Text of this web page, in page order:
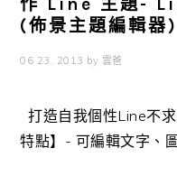
(佈景主題編輯器)
06 23, 2013 by 雲爸
打造自我個性Line不
特點】- 可編輯文字、